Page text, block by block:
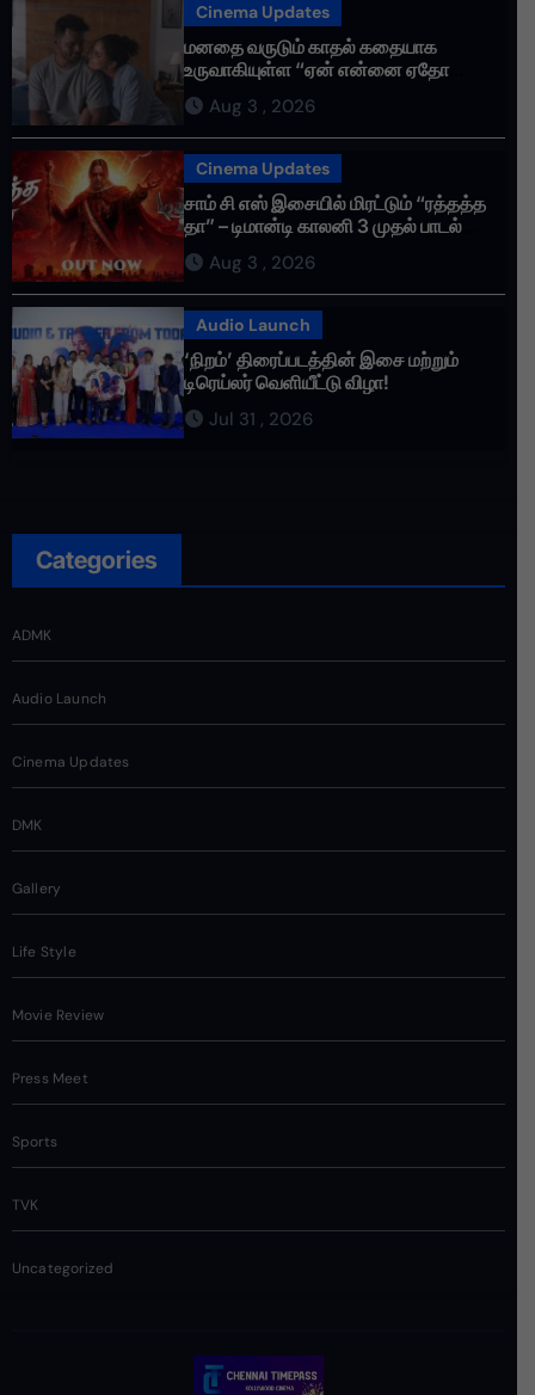
Cinema Updates
மனதை வருடும் காதல் கதையாக
உருவாகியுள்ள “ஏன் என்னை ஏதோ
செய்தாய்” – டீசர் வெளியானது !
Aug 3 , 2026
Cinema Updates
சாம் சி எஸ் இசையில் மிரட்டும் “ரத்தத்த
தா” – டிமான்டி காலனி 3 முதல் பாடல்
ரசிகர்களை கவர்ந்து வருகிறது!
Aug 3 , 2026
Audio Launch
‘நிறம்’ திரைப்படத்தின் இசை மற்றும்
டிரெய்லர் வெளியீட்டு விழா!
Jul 31 , 2026
Categories
ADMK
Audio Launch
Cinema Updates
DMK
Gallery
Life Style
Movie Review
Press Meet
Sports
TVK
Uncategorized